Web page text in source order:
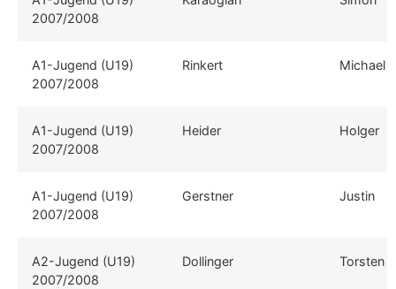
2007/2008
A1-Jugend (U19)
2007/2008
Rinkert Michael
A1-Jugend (U19)
2007/2008
Heider Holger
A1-Jugend (U19)
2007/2008
Gerstner Justin
A2-Jugend (U19)
2007/2008
Dollinger Torsten